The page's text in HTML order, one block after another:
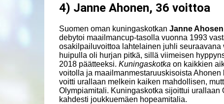
4) Janne Ahonen, 36 voittoa
Suomen oman kuningaskotkan Janne Ahosen
debytoi maailmancup-tasolla vuonna 1993
osakilpailuvoittoa lahtelainen juhli
huipulla oli hurjan pitkä, sillä viimeisen
2018 päätteeksi. Kuningaskotka on kaikkien
voitolla ja maailmanmestaruuskisoista
voitti urallaan melkein kaiken mahdollisen,
Olympiamitali. Kuningaskotka sijoittui
kahdesti joukkuemäen hopeamitalia.